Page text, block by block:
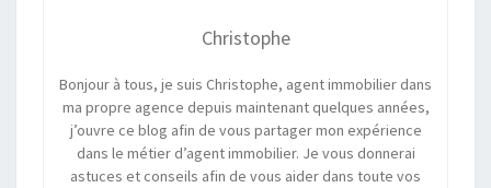
Christophe
Bonjour à tous, je suis Christophe, agent immobilier dans
ma propre agence depuis maintenant quelques années,
j’ouvre ce blog afin de vous partager mon expérience
dans le métier d’agent immobilier. Je vous donnerai
astuces et conseils afin de vous aider dans toute vos